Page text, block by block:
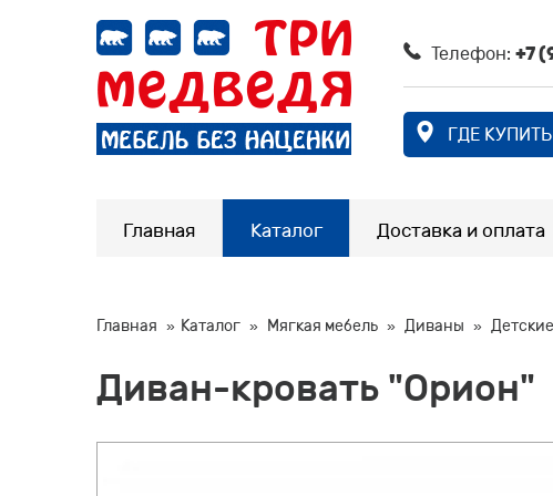
Телефон: +7
ГДЕ КУПИТЬ
Главная Каталог Доставка и оплата
Главная Каталог Мягкая мебель Диваны
Диван-кровать "Орион"